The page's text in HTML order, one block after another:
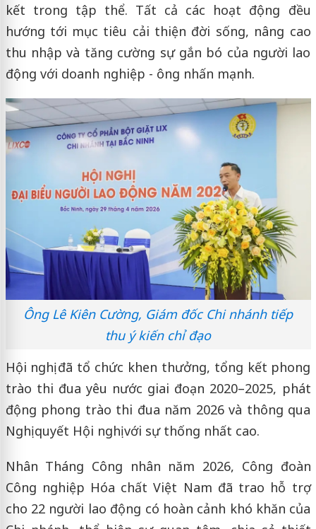
kết trong tập thể. Tất cả các hoạt động đều
hướng tới mục tiêu cải thiện đời sống, nâng cao
thu nhập và tăng cường sự gắn bó của người lao
động với doanh nghiệp - ông nhấn mạnh.
Ông Lê Kiên Cường, Giám đốc Chi nhánh tiếp
thu ý kiến chỉ đạo
Hội nghị đã tổ chức khen thưởng, tổng kết phong
trào thi đua yêu nước giai đoạn 2020–2025, phát
động phong trào thi đua năm 2026 và thông qua
Nghị quyết Hội nghị với sự thống nhất cao.
Nhân Tháng Công nhân năm 2026, Công đoàn
Công nghiệp Hóa chất Việt Nam đã trao hỗ trợ
cho 22 người lao động có hoàn cảnh khó khăn của